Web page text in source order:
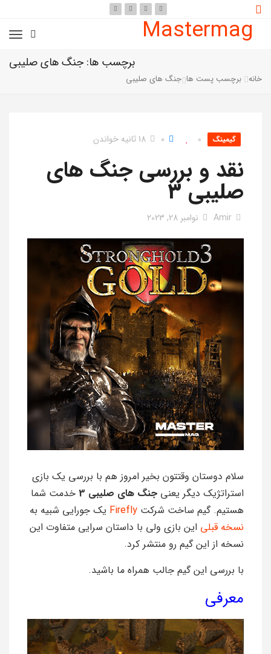
Mastermag
برچسب ها: جنگ های صلیبی
خانه برچسب پست ها جنگ های صلیبی
گیمینگ 0
0 18 ثانیه خواندن
نقد و بررسی جنگ های
صلیبی 3
Amir نوامبر 28, 2023
سلام دوستان وقتتون بخیر امروز هم با بررسی یک بازی
استراتژیک دیگر یعنی جنگ های صلیبی 3
خدمت شما
هستیم. گیم ساخت شرکت Firefly یک جورایی شبیه به
نسخه قبلی این بازی ولی با داستان سرایی متفاوت این
نسخه از این گیم رو منتشر کرد.
با بررسی این گیم جالب همراه ما باشید.
معرفی